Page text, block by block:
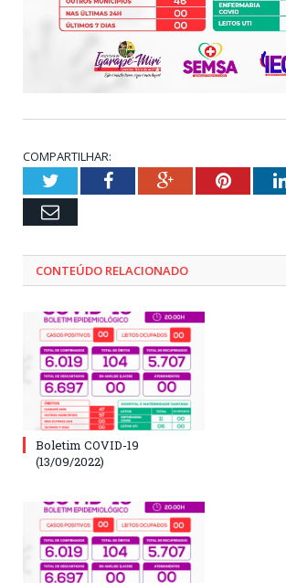
COMPARTILHAR:
TwitterFacebookGoogle+
Email
CONTEÚDO RELACIONADO
Boletim COVID-19
(13/09/2022)